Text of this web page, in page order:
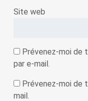
Site web
Prévenez-moi de
par e-mail.
Prévenez-moi de
mail.